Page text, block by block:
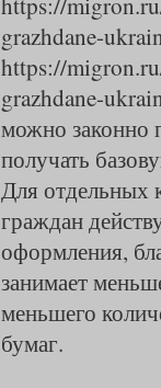
grazhdane-
https://
grazhdane-
можно законно
получать
Для отдельных
граждан
оформления,
занимает
меньшего
бумаг.